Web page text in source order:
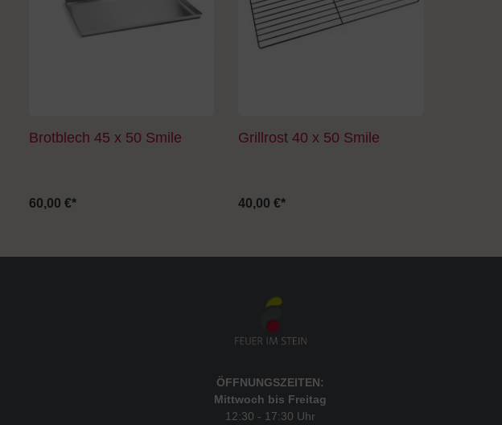
Brotblech 45 x 50 Smile
60,00 €*
Grillrost 40 x 50 Smile
40,00 €*
ÖFFNUNGSZEITEN:
Mittwoch bis Freitag
12:30 - 17:30 Uhr